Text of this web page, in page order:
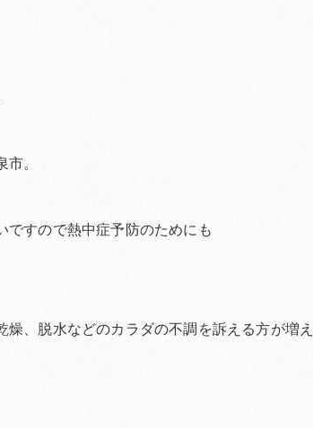
。
ですので熱中症予防のためにも
、脱水などのカラダの不調を訴える方が増え